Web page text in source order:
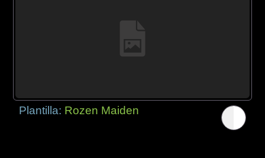
Plantilla: Rozen Maiden